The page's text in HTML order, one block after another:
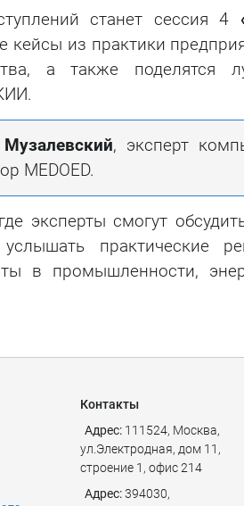
станет сессия 4
кейсы из практики
а также поделятся
, эксперт
MEDOED.
эксперты смогут
практические
в промышленности,
Контакты
Адрес: 111524, Москва,
ул.Электродная, дом 11,
строение 1, офис 214
Адрес:394030,